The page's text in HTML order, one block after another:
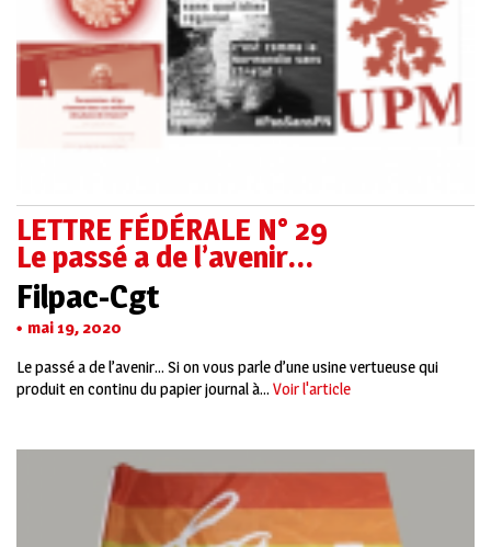
LETTRE FÉDÉRALE N° 29
Le passé a de l’avenir…
Filpac-Cgt
mai 19, 2020
Le passé a de l’avenir… Si on vous parle d’une usine vertueuse qui
produit en continu du papier journal à... Voir l'article